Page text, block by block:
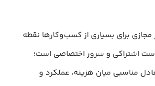
مجازی برای بسیاری از کسب‌وکارها نقطه
اشتراکی و سرور اختصاصی است؛
مناسبی میان هزینه، عملکرد و